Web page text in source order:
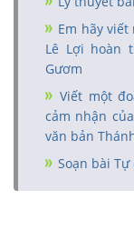
Em hãy
Lê Lợi hoàn
Gươm
Viết một
cảm nhận
văn bản
Soạn bài